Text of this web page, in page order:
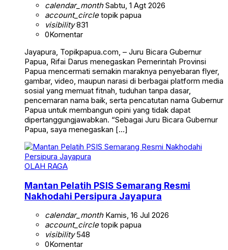
calendar_monthSabtu, 1 Agt 2026
account_circletopik papua
visibility831
0Komentar
Jayapura, Topikpapua.com, – Juru Bicara Gubernur
Papua, Rifai Darus menegaskan Pemerintah Provinsi
Papua mencermati semakin maraknya penyebaran flyer,
gambar, video, maupun narasi di berbagai platform media
sosial yang memuat fitnah, tuduhan tanpa dasar,
pencemaran nama baik, serta pencatutan nama Gubernur
Papua untuk membangun opini yang tidak dapat
dipertanggungjawabkan. “Sebagai Juru Bicara Gubernur
Papua, saya menegaskan […]
OLAH RAGA
Mantan Pelatih PSIS Semarang Resmi
Nakhodahi Persipura Jayapura
calendar_monthKamis, 16 Jul 2026
account_circletopik papua
visibility548
0Komentar